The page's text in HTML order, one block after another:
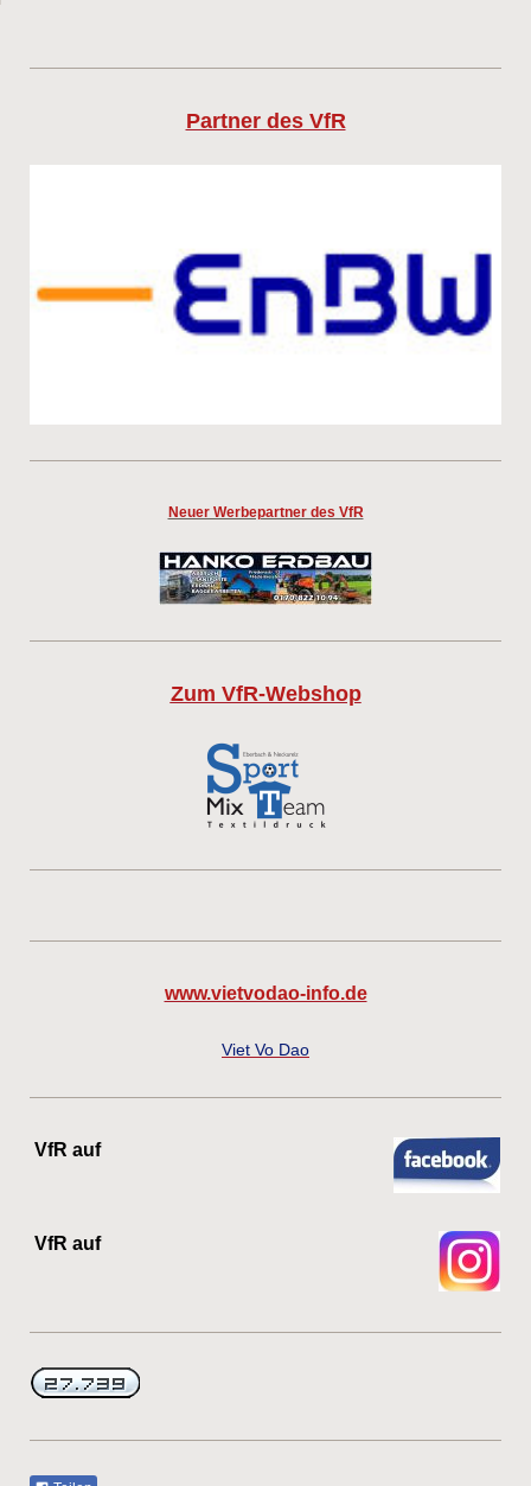
Partner des VfR
Neuer Werbepartner des VfR
Zum VfR-Webshop
www.vietvodao-info.de
Viet Vo Dao
VfR auf
VfR auf